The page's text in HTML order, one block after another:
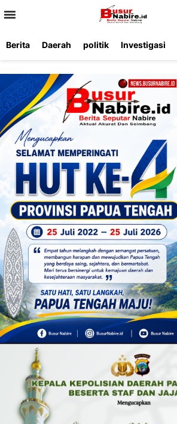
Berita Daerah politik Investigasi